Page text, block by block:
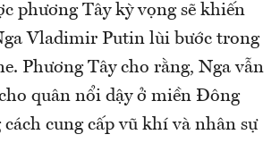
phương Tây kỳ vọng sẽ khiến
Vladimir Putin lùi bước trong
Phương Tây cho rằng, Nga vẫn
quân nổi dậy ở miền Đông
cung cấp vũ khí và nhân sự